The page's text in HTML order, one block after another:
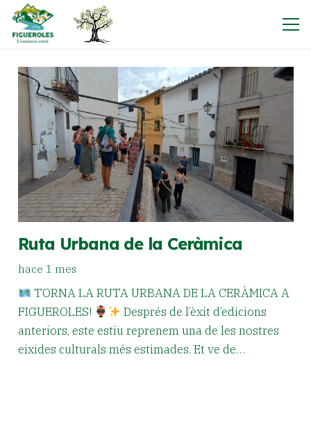
Ruta Urbana de la Ceràmica
hace 1 mes
TORNA LA RUTA URBANA DE LA CERÀMICA A
FIGUEROLES!
Després de l’èxit d’edicions
anteriors, este estiu reprenem una de les nostres
eixides culturals més estimades. Et ve de…